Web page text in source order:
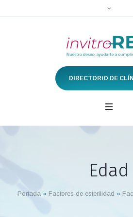
DIRECTORIO DE
Edad
Portada » Factores de esterilidad »